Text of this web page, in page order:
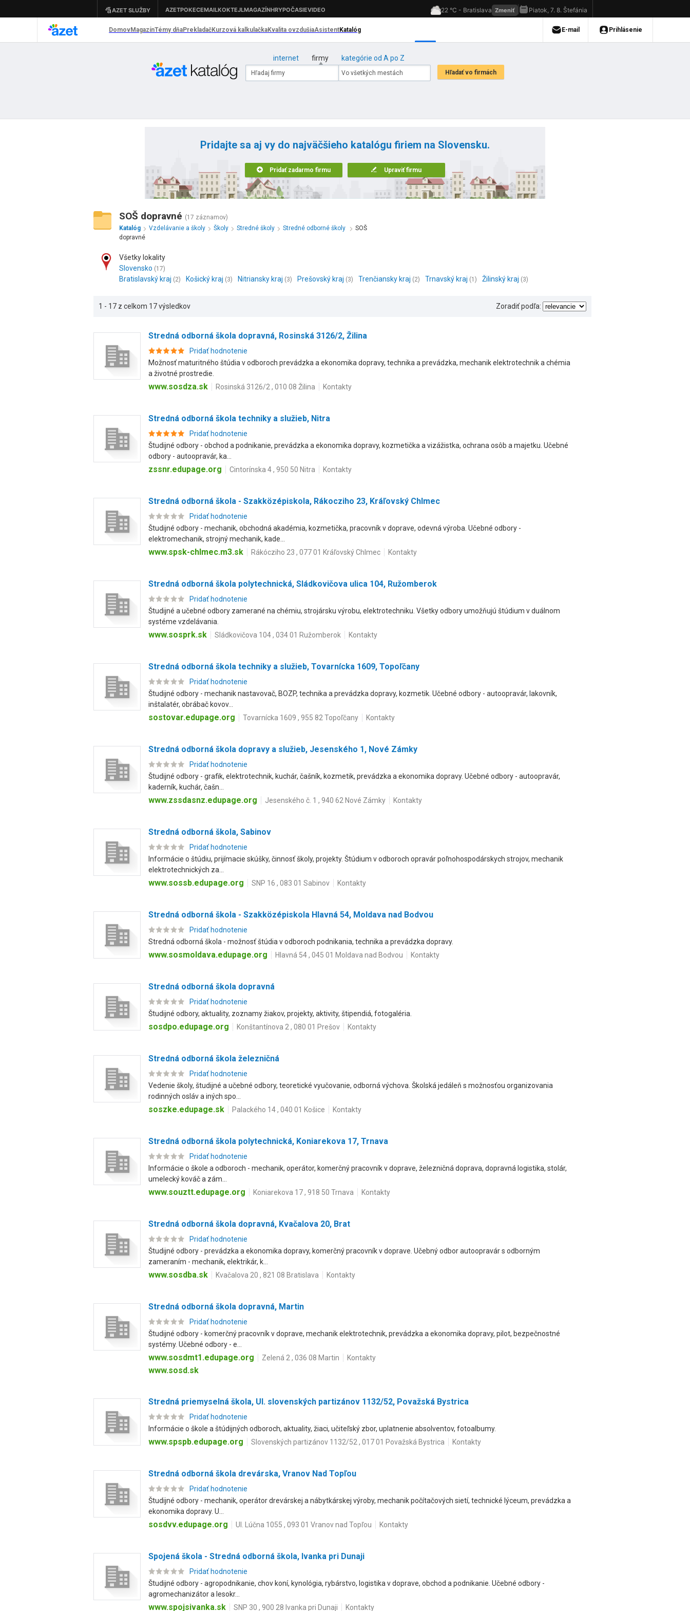
internet firmy kategórie od A po Z
Pridajte sa aj vy do najväčšieho katalógu firiem na Slovensku.
Pridať zadarmo firmu Upraviť firmu
SOŠ dopravné (17 záznamov)
Katalóg
Vzdelávanie a školy Školy Stredné školy Stredné odborné školy
SOŠ
dopravné
Všetky lokality
Slovensko (17)
Bratislavský kraj (2) Košický kraj (3) Nitriansky kraj (3) Prešovský kraj (3) Trenčiansky kraj (2) Trnavský kraj (1) Žilinský kraj (3)
1 - 17 z celkom 17 výsledkov Zoradiť podľa:
Stredná odborná škola dopravná, Rosinská 3126/2, Žilina
Pridať hodnotenie
Možnosť maturitného štúdia v odboroch prevádzka a ekonomika dopravy, technika a prevádzka, mechanik elektrotechnik a chémia
a životné prostredie.
www.sosdza.sk Rosinská 3126/2 , 010 08 Žilina Kontakty
Stredná odborná škola techniky a služieb, Nitra
Pridať hodnotenie
Študijné odbory - obchod a podnikanie, prevádzka a ekonomika dopravy, kozmetička a vizážistka, ochrana osôb a majetku. Učebné
odbory - autoopravár, ka...
zssnr.edupage.org Cintorínska 4 , 950 50 Nitra Kontakty
Stredná odborná škola - Szakközépiskola, Rákocziho 23, Kráľovský Chlmec
Pridať hodnotenie
Študijné odbory - mechanik, obchodná akadémia, kozmetička, pracovník v doprave, odevná výroba. Učebné odbory -
elektromechanik, strojný mechanik, kade...
www.spsk-chlmec.m3.sk Rákócziho 23 , 077 01 Kráľovský Chlmec Kontakty
Stredná odborná škola polytechnická, Sládkovičova ulica 104, Ružomberok
Pridať hodnotenie
Študijné a učebné odbory zamerané na chémiu, strojársku výrobu, elektrotechniku. Všetky odbory umožňujú štúdium v duálnom
systéme vzdelávania.
www.sosprk.sk Sládkovičova 104 , 034 01 Ružomberok Kontakty
Stredná odborná škola techniky a služieb, Tovarnícka 1609, Topoľčany
Pridať hodnotenie
Študijné odbory - mechanik nastavovač, BOZP, technika a prevádzka dopravy, kozmetik. Učebné odbory - autoopravár, lakovník,
inštalatér, obrábač kovov...
sostovar.edupage.org Tovarnícka 1609 , 955 82 Topoľčany Kontakty
Stredná odborná škola dopravy a služieb, Jesenského 1, Nové Zámky
Pridať hodnotenie
Študijné odbory - grafik, elektrotechnik, kuchár, čašník, kozmetik, prevádzka a ekonomika dopravy. Učebné odbory - autoopravár,
kaderník, kuchár, čašn...
www.zssdasnz.edupage.org Jesenského č. 1 , 940 62 Nové Zámky Kontakty
Stredná odborná škola, Sabinov
Pridať hodnotenie
Informácie o štúdiu, prijímacie skúšky, činnosť školy, projekty. Štúdium v odboroch opravár poľnohospodárskych strojov, mechanik
elektrotechnických za...
www.sossb.edupage.org SNP 16 , 083 01 Sabinov Kontakty
Stredná odborná škola - Szakközépiskola Hlavná 54, Moldava nad Bodvou
Pridať hodnotenie
Stredná odborná škola - možnosť štúdia v odboroch podnikania, technika a prevádzka dopravy.
www.sosmoldava.edupage.org Hlavná 54 , 045 01 Moldava nad Bodvou Kontakty
Stredná odborná škola dopravná
Pridať hodnotenie
Študijné odbory, aktuality, zoznamy žiakov, projekty, aktivity, štipendiá, fotogaléria.
sosdpo.edupage.org Konštantínova 2 , 080 01 Prešov Kontakty
Stredná odborná škola železničná
Pridať hodnotenie
Vedenie školy, študijné a učebné odbory, teoretické vyučovanie, odborná výchova. Školská jedáleň s možnosťou organizovania
rodinných osláv a iných spo...
soszke.edupage.sk Palackého 14 , 040 01 Košice Kontakty
Stredná odborná škola polytechnická, Koniarekova 17, Trnava
Pridať hodnotenie
Informácie o škole a odboroch - mechanik, operátor, komerčný pracovník v doprave, železničná doprava, dopravná logistika, stolár,
umelecký kováč a zám...
www.souztt.edupage.org Koniarekova 17 , 918 50 Trnava Kontakty
Stredná odborná škola dopravná, Kvačalova 20, Brat
Pridať hodnotenie
Študijné odbory - prevádzka a ekonomika dopravy, komerčný pracovník v doprave. Učebný odbor autoopravár s odborným
zameraním - mechanik, elektrikár, k...
www.sosdba.sk Kvačalova 20 , 821 08 Bratislava Kontakty
Stredná odborná škola dopravná, Martin
Pridať hodnotenie
Študijné odbory - komerčný pracovník v doprave, mechanik elektrotechnik, prevádzka a ekonomika dopravy, pilot, bezpečnostné
systémy. Učebné odbory - e...
www.sosdmt1.edupage.org Zelená 2 , 036 08 Martin Kontakty
www.sosd.sk
Stredná priemyselná škola, Ul. slovenských partizánov 1132/52, Považská Bystrica
Pridať hodnotenie
Informácie o škole a štúdijných odboroch, aktuality, žiaci, učiteľský zbor, uplatnenie absolventov, fotoalbumy.
www.spspb.edupage.org Slovenských partizánov 1132/52 , 017 01 Považská Bystrica Kontakty
Stredná odborná škola drevárska, Vranov Nad Topľou
Pridať hodnotenie
Študijné odbory - mechanik, operátor drevárskej a nábytkárskej výroby, mechanik počítačových sietí, technické lýceum, prevádzka a
ekonomika dopravy. U...
sosdvv.edupage.org Ul. Lúčna 1055 , 093 01 Vranov nad Topľou Kontakty
Spojená škola - Stredná odborná škola, Ivanka pri Dunaji
Pridať hodnotenie
Študijné odbory - agropodnikanie, chov koní, kynológia, rybárstvo, logistika v doprave, obchod a podnikanie. Učebné odbory -
agromechanizátor a lesokr...
www.spojsivanka.sk SNP 30 , 900 28 Ivanka pri Dunaji Kontakty